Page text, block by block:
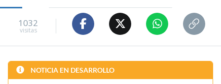
1032
visitas
NOTICIA EN DESARROLLO